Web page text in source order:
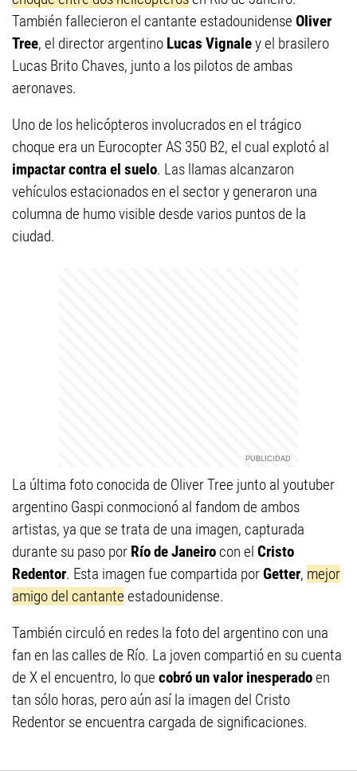
También fallecieron el cantante estadounidense Oliver
Tree, el director argentino Lucas Vignaley el brasilero
Lucas Brito Chaves, junto a los pilotos de ambas
aeronaves.
Uno de los helicópteros involucrados en el trágico
choque era un Eurocopter AS 350 B2, el cual explotó al
impactar contra el suelo. Las llamas alcanzaron
vehículos estacionados en el sector y generaron una
columna de humo visible desde varios puntos de la
ciudad.
La última foto conocida de Oliver Tree junto al youtuber
argentino Gaspi conmocionó al fandom de ambos
artistas, ya que se trata de una imagen, capturada
durante su paso por Río de Janeiro con el Cristo
Redentor. Esta imagen fue compartida porGetter, mejor
amigo del cantante estadounidense.
También circuló en redes la foto del argentino con una
fan en las calles de Río. La joven compartió en su cuenta
de X el encuentro, lo que cobró un valor inesperadoen
tan sólo horas, pero aún así la imagen del Cristo
Redentor se encuentra cargada de significaciones.